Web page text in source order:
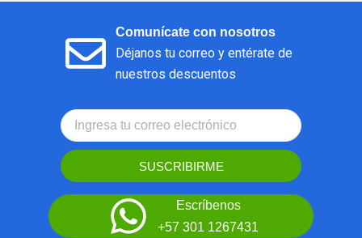
Comunícate con nosotros
Déjanos tu correo y entérate de
nuestros descuentos
SUSCRIBIRME
Escríbenos
+57 301 1267431